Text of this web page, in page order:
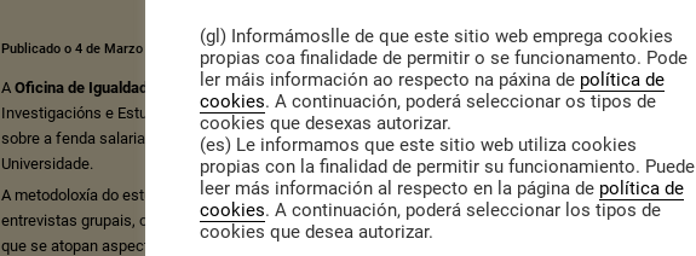
Publicado o 4 de Marzo de 2024 |Actualidade
A Oficina de Igualdade de xénero da USC, baixo a coordinación do Centro Interdisciplinario de
Investigacións e Estudos de Xénero (CIFEX) desenvolveu durante o ano 2023 unha diagnose
sobre a fenda salarial e os atrancos na carreira das profesoras e investigadoras desta
Universidade.
A metodoloxía do estudo abrangueu a análise de datos primarios e a realización de
entrevistas grupais, onde se afondou nas causas xeradoras das asimetrías salariais, entre as
que se atopan aspectos relacionados coa situación familiar e de coidados das investigadoras
(gl) Informámoslle de que este sitio web emprega cookies
propias coa finalidade de permitir o se funcionamento. Pode
ler máis información ao respecto na páxina de política de
cookies. A continuación, poderá seleccionar os tipos de
cookies que desexas autorizar.
(es) Le informamos que este sitio web utiliza cookies
propias con la finalidad de permitir su funcionamiento. Puede
leer más información al respecto en la página de política de
cookies. A continuación, poderá seleccionar los tipos de
cookies que desea autorizar.